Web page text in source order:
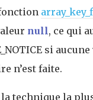
null, ce qui
si
n’est faite.
la technique la